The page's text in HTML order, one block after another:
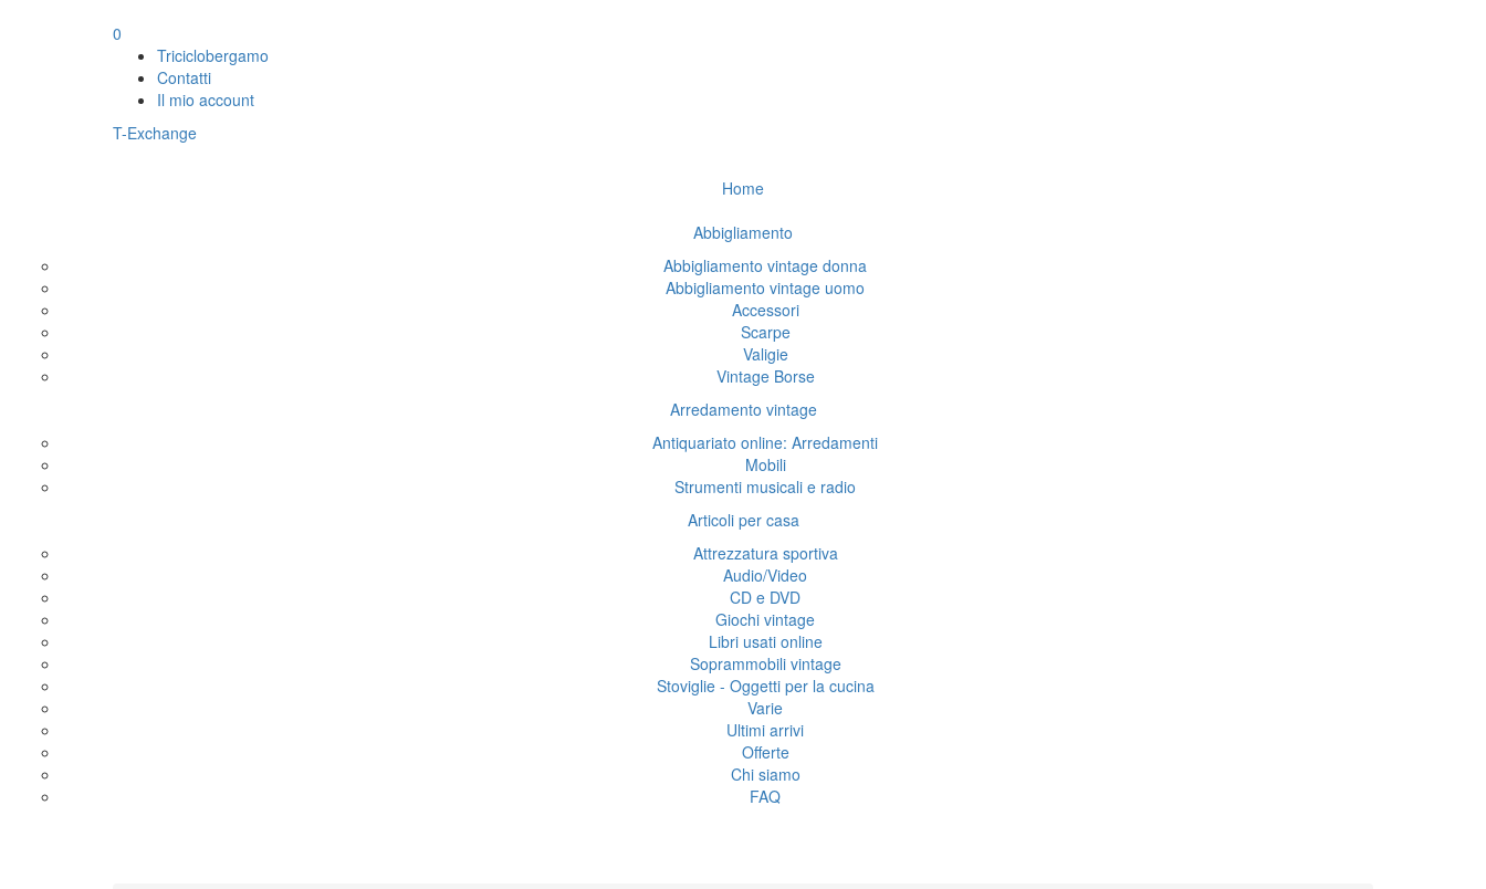
0
Triciclobergamo
Contatti
Il mio account
T-Exchange
Home
Abbigliamento
Abbigliamento vintage donna
Abbigliamento vintage uomo
Accessori
Scarpe
Valigie
Vintage Borse
Arredamento vintage
Antiquariato online: Arredamenti
Mobili
Strumenti musicali e radio
Articoli per casa
Attrezzatura sportiva
Audio/Video
CD e DVD
Giochi vintage
Libri usati online
Soprammobili vintage
Stoviglie - Oggetti per la cucina
Varie
Ultimi arrivi
Offerte
Chi siamo
FAQ